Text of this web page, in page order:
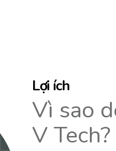
Lợi ích
Vì sao
V Tech?